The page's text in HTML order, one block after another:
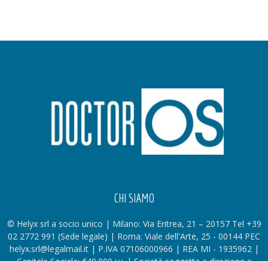
CHI SIAMO
© Helyx srl a socio unico | Milano: Via Eritrea, 21 – 20157 Tel +39
02 2772 991 (Sede legale) | Roma: Viale dell'Arte, 25 - 00144 PEC
helyx.srl@legalmail.it | P.IVA 07106000966 | REA MI - 1935962 |